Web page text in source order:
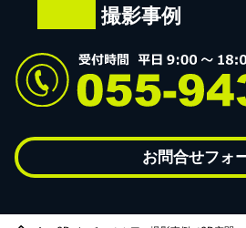
撮影事例
お問合せフォ